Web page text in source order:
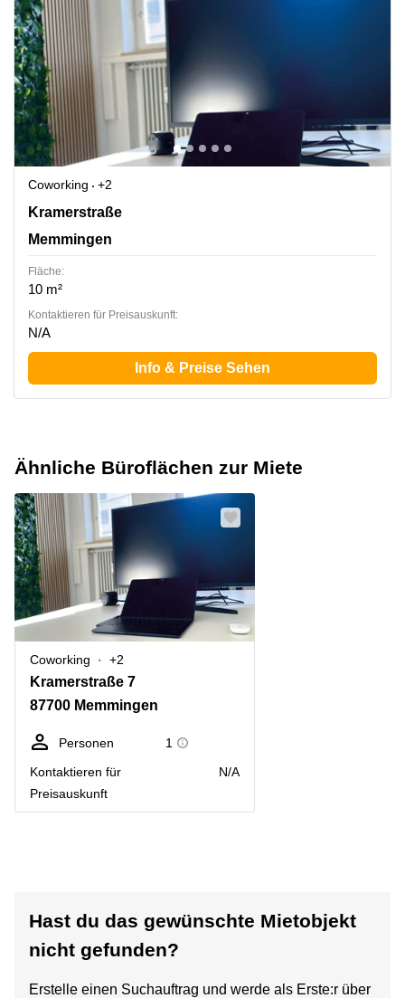
Coworking
+2
Kramerstraße 7, Memmingen
Kramerstraße
Memmingen
Fläche:
10 m²
Kontaktieren für Preisauskunft:
N/A
Info & Preise Sehen
Ähnliche Büroflächen zur Miete
Coworking +2
Kramerstraße 7
87700 Memmingen
Personen
1
Kontaktieren für
Preisauskunft
N/A
Hast du das gewünschte Mietobjekt
nicht gefunden?
Erstelle einen Suchauftrag und werde als Erste:r über